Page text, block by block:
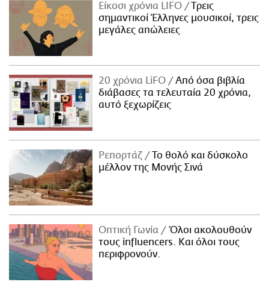
Είκοσι χρόνια LIFO
Tρεις
σημαντικοί Έλληνες μουσικοί, τρεις
μεγάλες απώλειες
20 χρόνια LiFO
Από όσα βιβλία
διάβασες τα τελευταία 20 χρόνια,
αυτό ξεχωρίζεις
Ρεπορτάζ
Το θολό και δύσκολο
μέλλον της Μονής Σινά
Οπτική Γωνία
Όλοι ακολουθούν
τους influencers. Και όλοι τους
περιφρονούν.